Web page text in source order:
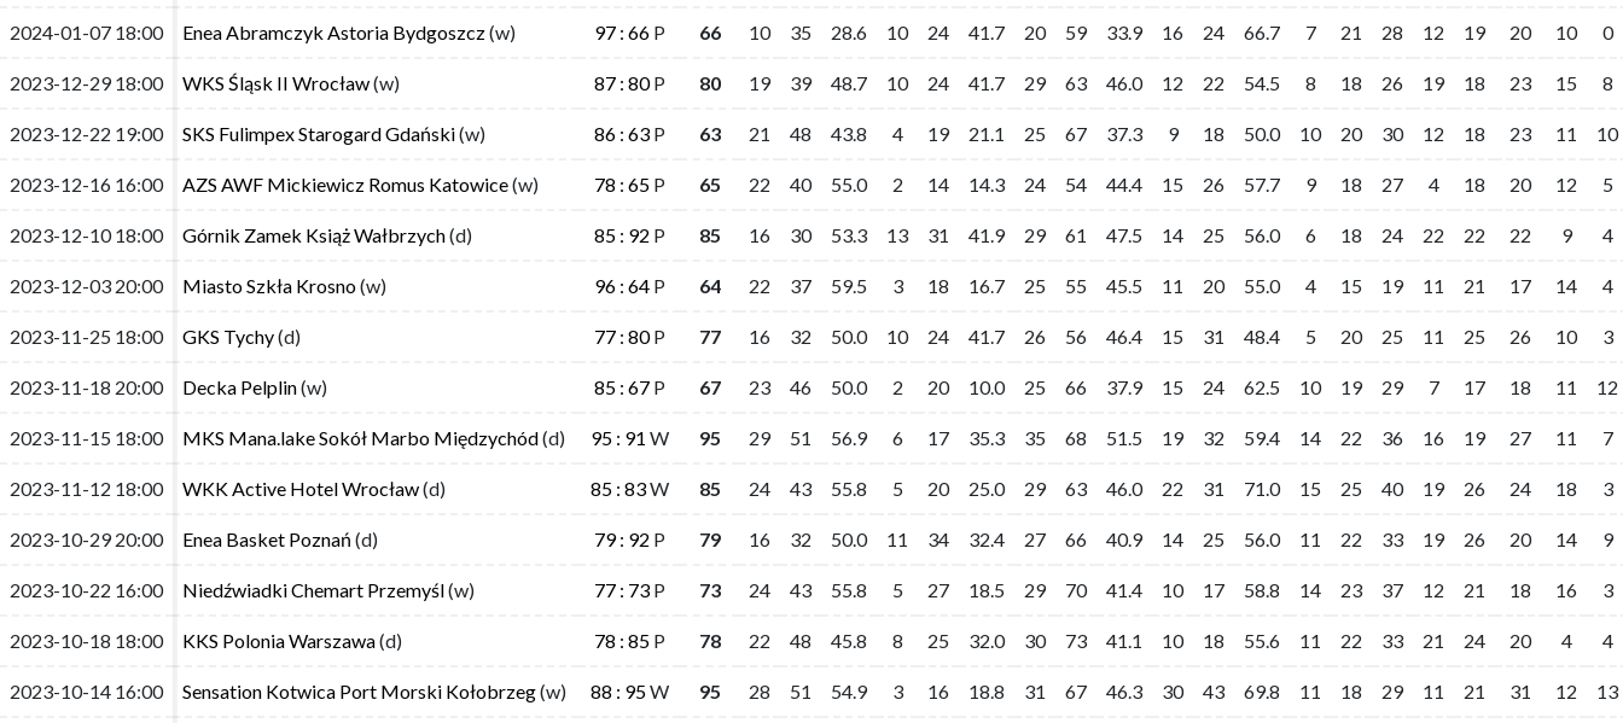
2024-01-07 18:00 Enea Abramczyk Astoria Bydgoszcz(w) 97 : 66P 66 10 35 28.6 10 24 41.7 20 59 33.9 16 24 66.7 7 21 28 12 19 20 10 0
2023-12-29 18:00 WKS Śląsk II Wrocław(w) 87 : 80P 80 19 39 48.7 10 24 41.7 29 63 46.0 12 22 54.5 8 18 26 19 18 23 15 8
2023-12-22 19:00 SKS Fulimpex Starogard Gdański(w) 86 : 63P 63 21 48 43.8 4 19 21.1 25 67 37.3 9 18 50.0 10 20 30 12 18 23 11 10
2023-12-16 16:00 AZS AWF Mickiewicz Romus Katowice(w) 78 : 65P 65 22 40 55.0 2 14 14.3 24 54 44.4 15 26 57.7 9 18 27 4 18 20 12 5
2023-12-10 18:00 Górnik Zamek Książ Wałbrzych(d) 85 : 92 P 85 16 30 53.3 13 31 41.9 29 61 47.5 14 25 56.0 6 18 24 22 22 22 9 4
2023-12-03 20:00 Miasto Szkła Krosno(w) 96 : 64P 64 22 37 59.5 3 18 16.7 25 55 45.5 11 20 55.0 4 15 19 11 21 17 14 4
2023-11-25 18:00 GKS Tychy(d) 77 : 80P 77 16 32 50.0 10 24 41.7 26 56 46.4 15 31 48.4 5 20 25 11 25 26 10 3
2023-11-18 20:00 Decka Pelplin(w) 85 : 67P 67 23 46 50.0 2 20 10.0 25 66 37.9 15 24 62.5 10 19 29 7 17 18 11 12
2023-11-15 18:00 MKS Mana.lake Sokół Marbo Międzychód(d) 95 : 91 W 95 29 51 56.9 6 17 35.3 35 68 51.5 19 32 59.4 14 22 36 16 19 27 11 7
2023-11-12 18:00 WKK Active Hotel Wrocław(d) 85 : 83W 85 24 43 55.8 5 20 25.0 29 63 46.0 22 31 71.0 15 25 40 19 26 24 18 3
2023-10-29 20:00 Enea Basket Poznań (d) 79 : 92 P 79 16 32 50.0 11 34 32.4 27 66 40.9 14 25 56.0 11 22 33 19 26 20 14 9
2023-10-22 16:00 Niedźwiadki Chemart Przemyśl(w) 77 : 73P 73 24 43 55.8 5 27 18.5 29 70 41.4 10 17 58.8 14 23 37 12 21 18 16 3
2023-10-18 18:00 KKS Polonia Warszawa(d) 78 : 85P 78 22 48 45.8 8 25 32.0 30 73 41.1 10 18 55.6 11 22 33 21 24 20 4 4
2023-10-14 16:00 Sensation Kotwica Port Morski Kołobrzeg(w) 88 : 95W 95 28 51 54.9 3 16 18.8 31 67 46.3 30 43 69.8 11 18 29 11 21 31 12 13
2024-01-07 18:00 Enea Abramczyk Astoria Bydgoszcz(w) 97 : 66P 66 10 35 28.6 10 24 41.7 20 59 33.9 16 24 66.7 7 21 28 12 19 20 10 0
2023-12-29 18:00 WKS Śląsk II Wrocław(w) 87 : 80P 80 19 39 48.7 10 24 41.7 29 63 46.0 12 22 54.5 8 18 26 19 18 23 15 8
2023-12-22 19:00 SKS Fulimpex Starogard Gdański(w) 86 : 63P 63 21 48 43.8 4 19 21.1 25 67 37.3 9 18 50.0 10 20 30 12 18 23 11 10
2023-12-16 16:00 AZS AWF Mickiewicz Romus Katowice(w) 78 : 65P 65 22 40 55.0 2 14 14.3 24 54 44.4 15 26 57.7 9 18 27 4 18 20 12 5
2023-12-10 18:00 Górnik Zamek Książ Wałbrzych(d) 85 : 92 P 85 16 30 53.3 13 31 41.9 29 61 47.5 14 25 56.0 6 18 24 22 22 22 9 4
2023-12-03 20:00 Miasto Szkła Krosno(w) 96 : 64P 64 22 37 59.5 3 18 16.7 25 55 45.5 11 20 55.0 4 15 19 11 21 17 14 4
2023-11-25 18:00 GKS Tychy(d) 77 : 80P 77 16 32 50.0 10 24 41.7 26 56 46.4 15 31 48.4 5 20 25 11 25 26 10 3
2023-11-18 20:00 Decka Pelplin(w) 85 : 67P 67 23 46 50.0 2 20 10.0 25 66 37.9 15 24 62.5 10 19 29 7 17 18 11 12
2023-11-15 18:00 MKS Mana.lake Sokół Marbo Międzychód(d) 95 : 91 W 95 29 51 56.9 6 17 35.3 35 68 51.5 19 32 59.4 14 22 36 16 19 27 11 7
2023-11-12 18:00 WKK Active Hotel Wrocław(d) 85 : 83W 85 24 43 55.8 5 20 25.0 29 63 46.0 22 31 71.0 15 25 40 19 26 24 18 3
2023-10-29 20:00 Enea Basket Poznań (d) 79 : 92 P 79 16 32 50.0 11 34 32.4 27 66 40.9 14 25 56.0 11 22 33 19 26 20 14 9
2023-10-22 16:00 Niedźwiadki Chemart Przemyśl(w) 77 : 73P 73 24 43 55.8 5 27 18.5 29 70 41.4 10 17 58.8 14 23 37 12 21 18 16 3
2023-10-18 18:00 KKS Polonia Warszawa(d) 78 : 85P 78 22 48 45.8 8 25 32.0 30 73 41.1 10 18 55.6 11 22 33 21 24 20 4 4
2023-10-14 16:00 Sensation Kotwica Port Morski Kołobrzeg(w) 88 : 95W 95 28 51 54.9 3 16 18.8 31 67 46.3 30 43 69.8 11 18 29 11 21 31 12 13